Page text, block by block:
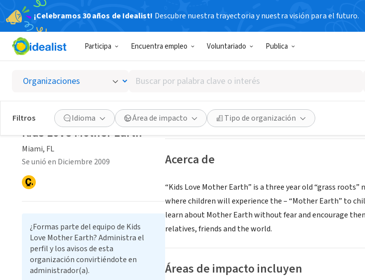
¡Celebramos 30 años de Idealist! Descubre nuestra trayectoria y nuestra visión para el futuro.
Participa Encuentra empleo Voluntariado Publica
Buscar
por
palabra
clave
o
interés
Filtros Idioma Área de impacto Tipo de organización
Kids Love Mother Earth
Miami, FL|www.klme.org
Guardar Compartir
Acerca de
“Kids Love Mother Earth” is a three year old “grass
where children will experience the – “Mother Earth” to
learn about Mother Earth without fear and encourage
relatives, friends and the world.
Áreas de impacto incluyen
Kids Love Mother Earth
Miami, FL
Se unió en Diciembre 2009
¿Formas parte del equipo de Kids
Love Mother Earth? Administra el
perfil y los avisos de esta
organización convirtiéndote en
administrador(a).